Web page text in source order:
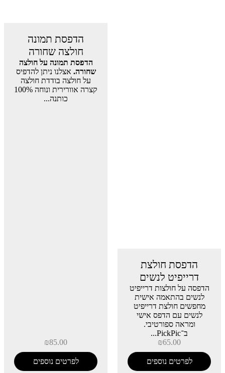
הדפסת חולצת
דרייפיט לנשים
הדפסה על חולצות דרייפיט
לנשים בהתאמה אישית
מחפשים חולצת דרייפיט
לנשים עם הדפס אישי
ומראה ספורטיבי.
ב־PickPic...
₪65.00
לפרטים נוספים
הדפסת תמונה
חולצה שחורה
הדפסת תמונה על חולצה
שחורה. אצלנו ניתן להדפיס
על חולצה בודדת חולצה
קצרה אוורירית ונוחה 100%
כותנה...
₪85.00
לפרטים נוספים